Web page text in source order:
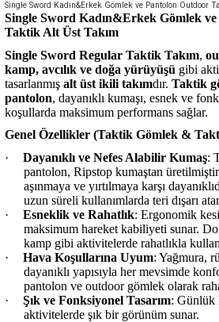
Single Sword Kadın&Erkek Gömlek ve Pantolon Outdoor
Single Sword Kadın&Erkek Gömlek
Taktik Alt Üst Takım
Single Sword Regular Taktik Takım,
kamp, avcılık ve doğa yürüyüşü gibi
tasarlanmış alt üst ikili takımdır. Taktik
pantolon, dayanıklı kumaşı, esnek ve
koşullarda maksimum performans sağlar.
Genel Özellikler (Taktik Gömlek &
·
Dayanıklı ve Nefes Alabilir Kumaş:
pantolon, Ripstop kumaştan
aşınmaya ve yırtılmaya karşı
uzun süreli kullanımlarda teri dışarı
·
Esneklik ve Rahatlık: Ergonomik
maksimum hareket kabiliyeti sunar.
kamp gibi aktivitelerde rahatlıkla
·
Hava Koşullarına Uyum: Yağmura,
dayanıklı yapısıyla her mevsimde
pantolon ve outdoor gömlek olarak
·
Şık ve Fonksiyonel Tasarım: Günlük
aktivitelerde şık bir görünüm sunar.